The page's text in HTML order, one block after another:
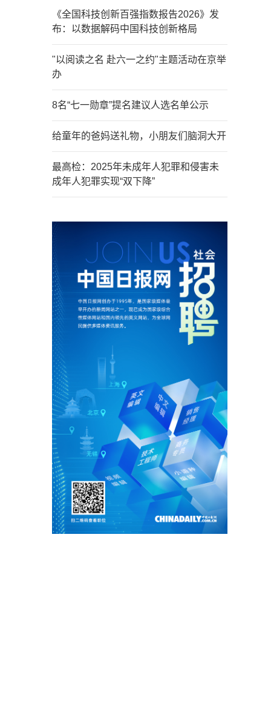
《全国科技创新百强指数报告2026》发
布：以数据解码中国科技创新格局
"以阅读之名 赴六一之约"主题活动在京举
办
8名“七一勋章”提名建议人选名单公示
给童年的爸妈送礼物，小朋友们脑洞大开
最高检：2025年未成年人犯罪和侵害未
成年人犯罪实现“双下降”